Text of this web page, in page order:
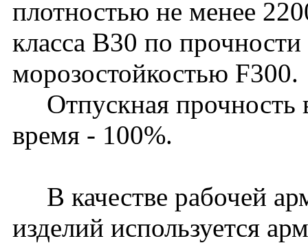
плотностью не менее
класса В30 по
морозостойкостью F300.
Отпускная прочность
время - 100%.
В качестве рабочей
изделий используется